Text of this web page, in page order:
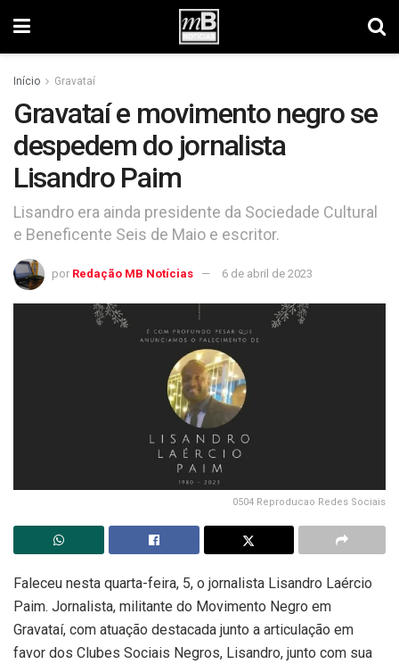
Início Gravataí
Gravataí e movimento negro se
despedem do jornalista
Lisandro Paim
Lisandro era ainda presidente da Sociedade Cultural
e Beneficente Seis de Maio e escritor.
por Redação MB Notícias 6 de abril de 2023
0504 Reproducao Redes Sociais
Faleceu nesta quarta-feira, 5, o jornalista Lisandro Laércio
Paim. Jornalista, militante do Movimento Negro em
Gravataí, com atuação destacada junto a articulação em
favor dos Clubes Sociais Negros, Lisandro, junto com sua